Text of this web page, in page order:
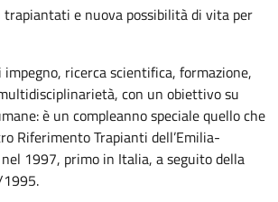
trapiantati e nuova possibilità di vita per
ricerca scientifica, formazione,
con un obiettivo su
è un compleanno speciale quello che
Riferimento Trapianti dell’Emilia-
1997, primo in Italia, a seguito della